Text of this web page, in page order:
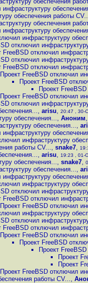
обеспечения работы
обеспечения
инфраструктуру
отключил
FreeBSD отключил
отключил
FreeBSD отключил
Проект FreeBSD отключил
Проект FreeBSD
Проект
Проект FreeBSD отключил
отключил
, arisu, 20:47 , 30-
обеспечения..., Аноним,
обеспечения...,
инфраструктуру
работы CV..., snake7,
, arisu, 19:23 , 01-
обеспечения..., snake7,
обеспечения...,
инфраструктуру
отключил
FreeBSD отключил
Проект FreeBSD отключил
инфраструктуру
отключил
FreeBSD отключил
Проект FreeBSD отключил
Проект FreeBSD
Проект
Проект
Проект
Проект FreeBSD отключил
работы CV...,